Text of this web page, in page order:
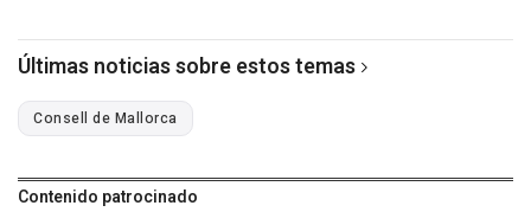
Últimas noticias sobre estos temas
Consell de Mallorca
Contenido patrocinado